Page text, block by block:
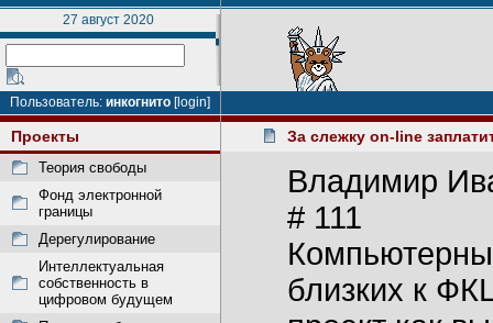
27 август 2020
Пользователь: инкогнито [login]
Проекты
Теория свободы
Фонд электронной
границы
Дерегулирование
Интеллектуальная
собственность в
цифровом будущем
За слежку on-line
Владимир
# 111
близких к